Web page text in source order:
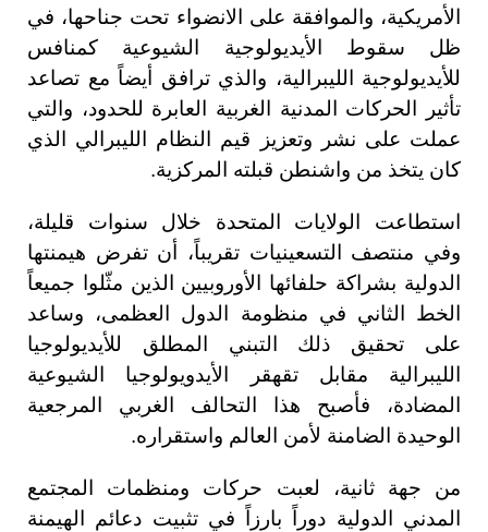
الأمريكية، والموافقة على الانضواء تحت جناحها، في
ظل سقوط الأيديولوجية الشيوعية كمنافس
للأيديولوجية الليبرالية، والذي ترافق أيضاً مع تصاعد
تأثير الحركات المدنية الغربية العابرة للحدود، والتي
عملت على نشر وتعزيز قيم النظام الليبرالي الذي
كان يتخذ من واشنطن قبلته المركزية.
استطاعت الولايات المتحدة خلال سنوات قليلة،
وفي منتصف التسعينيات تقريباً، أن تفرض هيمنتها
الدولية بشراكة حلفائها الأوروبيين الذين مثّلوا جميعاً
الخط الثاني في منظومة الدول العظمى، وساعد
على تحقيق ذلك التبني المطلق للأيديولوجيا
الليبرالية مقابل تقهقر الأيدويولوجيا الشيوعية
المضادة، فأصبح هذا التحالف الغربي المرجعية
الوحيدة الضامنة لأمن العالم واستقراره.
من جهة ثانية، لعبت حركات ومنظمات المجتمع
المدني الدولية دوراً بارزاً في تثبيت دعائم الهيمنة